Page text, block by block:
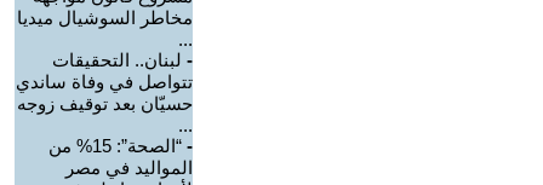
مخاطر السوشيال ميديا
...
- لبنان.. التحقيقات
تتواصل في وفاة ساندي
حسيّان بعد توقيف زوجه
...
-
“الصحة”: 15% من
المواليد في مصر